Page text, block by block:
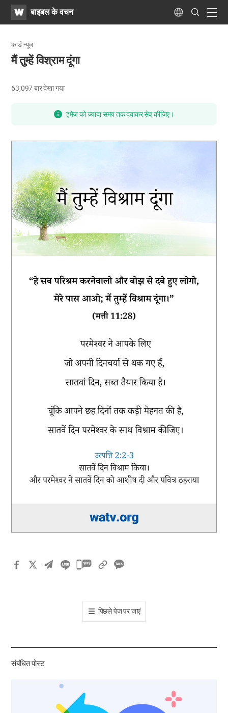
WATVबाइबल के वचन Language
Search
Submit
कार्ड न्यूज
मैं तुम्हें विश्राम दूंगा
63,097बार देखा गया
इमेज को ज्यादा समय तक दबाकर सेव कीजिए।
카
톡
공
기
पिछले पेज पर जाएं
संबंधित पोस्ट